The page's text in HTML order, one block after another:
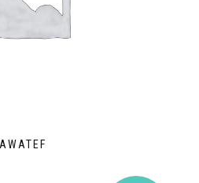
AWATEF